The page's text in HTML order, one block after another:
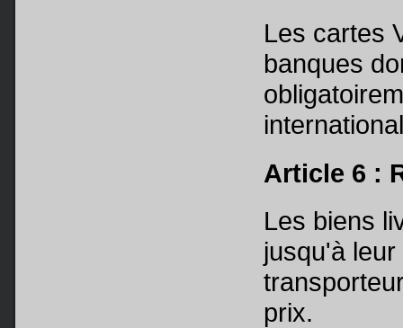
Les cartes
banques
Article 6 :
Les biens
jusqu'à
prix.